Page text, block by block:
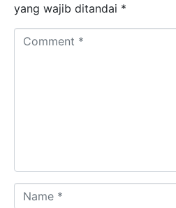
yang wajib ditandai *
Comment *
Name *